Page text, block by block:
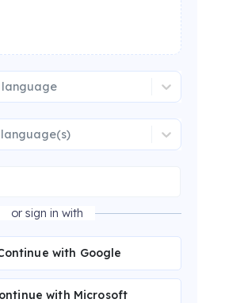
language
or sign in with
with Google
with Microsoft